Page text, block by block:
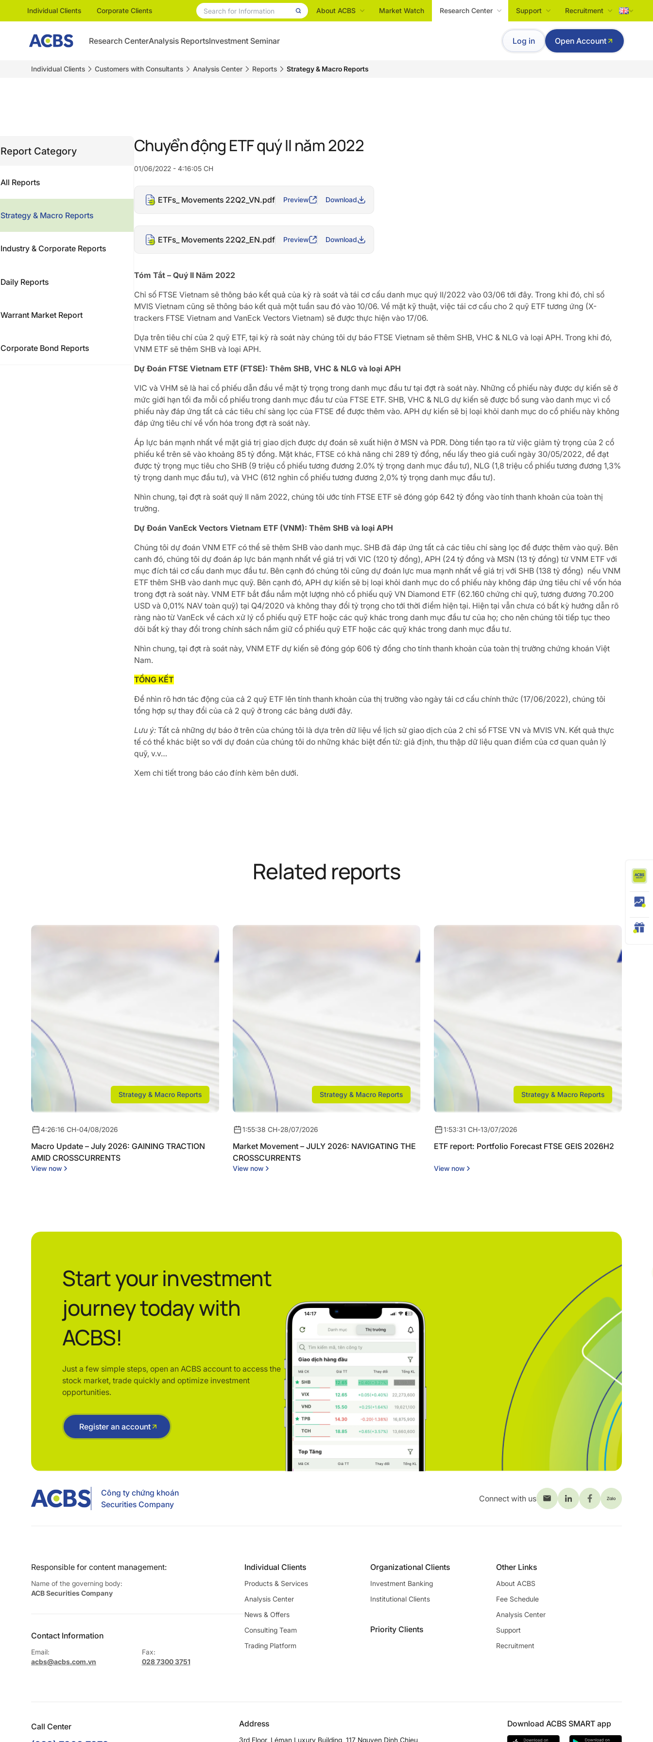
Individual Clients Corporate Clients About ACBS Market Watch Research Center Support Recruitment
Tiếng Việt
English
Research CenterAnalysis ReportsInvestment Seminar Log in Open Account
Individual Clients Customers with Consultants Analysis Center Reports Strategy & Macro Reports
Report Category
All Reports
Strategy & Macro Reports
Industry & Corporate Reports
Daily Reports
Warrant Market Report
Corporate Bond Reports
Chuyển động ETF quý II năm 2022
01/06/2022 - 4:16:05 CH
ETFs_ Movements 22Q2_VN.pdf Preview Download
ETFs_ Movements 22Q2_EN.pdf Preview Download
Tóm Tắt – Quý II Năm 2022
Chỉ số FTSE Vietnam sẽ thông báo kết quả của kỳ rà soát và tái cơ cấu danh mục quý II/2022 vào 03/06 tới đây. Trong khi đó, chỉ số
MVIS Vietnam cũng sẽ thông báo kết quả một tuần sau đó vào 10/06. Về mặt kỹ thuật, việc tái cơ cấu cho 2 quỹ ETF tương ứng (X-
trackers FTSE Vietnam and VanEck Vectors Vietnam) sẽ được thực hiện vào 17/06.
Dựa trên tiêu chí của 2 quỹ ETF, tại kỳ rà soát này chúng tôi dự báo FTSE Vietnam sẽ thêm SHB, VHC & NLG và loại APH. Trong khi đó,
VNM ETF sẽ thêm SHB và loại APH.
Dự Đoán FTSE Vietnam ETF (FTSE): Thêm SHB, VHC & NLG và loại APH
VIC và VHM sẽ là hai cổ phiếu dẫn đầu về mặt tỷ trọng trong danh mục đầu tư tại đợt rà soát này. Những cổ phiếu này được dự kiến sẽ ở
mức giới hạn tối đa mỗi cổ phiếu trong danh mục đầu tư của FTSE ETF. SHB, VHC & NLG dự kiến sẽ được bổ sung vào danh mục vì cổ
phiếu này đáp ứng tất cả các tiêu chí sàng lọc của FTSE để được thêm vào. APH dự kiến sẽ bị loại khỏi danh mục do cổ phiếu này không
đáp ứng tiêu chí về vốn hóa trong đợt rà soát này.
Áp lực bán mạnh nhất về mặt giá trị giao dịch được dự đoán sẽ xuất hiện ở MSN và PDR. Dòng tiền tạo ra từ việc giảm tỷ trọng của 2 cổ
phiếu kể trên sẽ vào khoảng 85 tỷ đồng. Mặt khác, FTSE có khả năng chi 289 tỷ đồng, nếu lấy theo giá cuối ngày 30/05/2022, để đạt
được tỷ trọng mục tiêu cho SHB (9 triệu cổ phiếu tương đương 2.0% tỷ trọng danh mục đầu tư), NLG (1,8 triệu cổ phiếu tương đương 1,3%
tỷ trọng danh mục đầu tư), và VHC (612 nghìn cổ phiếu tương đương 2,0% tỷ trọng danh mục đầu tư).
Nhìn chung, tại đợt rà soát quý II năm 2022, chúng tôi ước tính FTSE ETF sẽ đóng góp 642 tỷ đồng vào tính thanh khoản của toàn thị
trường.
Dự Đoán VanEck Vectors Vietnam ETF (VNM): Thêm SHB và loại APH
Chúng tôi dự đoán VNM ETF có thể sẽ thêm SHB vào danh mục. SHB đã đáp ứng tất cả các tiêu chí sàng lọc để được thêm vào quỹ. Bên
canh đó, chúng tôi dự đoán áp lực bán mạnh nhất về giá trị với VIC (120 tỷ đồng), APH (24 tỷ đồng và MSN (13 tỷ đồng) từ VNM ETF với
mục đích tái cơ cấu danh mục đầu tư. Bên cạnh đó chúng tôi cũng dự đoán lực mua mạnh nhất về giá trị với SHB (138 tỷ đồng) nếu VNM
ETF thêm SHB vào danh mục quỹ. Bên cạnh đó, APH dự kiến sẽ bị loại khỏi danh mục do cổ phiếu này không đáp ứng tiêu chí về vốn hóa
trong đợt rà soát này. VNM ETF bắt đầu nắm một lượng nhỏ cổ phiếu quỹ VN Diamond ETF (62.160 chứng chỉ quỹ, tương đương 70.200
USD và 0,01% NAV toàn quỹ) tại Q4/2020 và không thay đổi tỷ trọng cho tới thời điểm hiện tại. Hiện tại vẫn chưa có bất kỳ hướng dẫn rõ
ràng nào từ VanEck về cách xử lý cổ phiếu quỹ ETF hoặc các quỹ khác trong danh mục đầu tư của họ; cho nên chúng tôi tiếp tục theo
dõi bất kỳ thay đổi trong chính sách nắm giữ cổ phiếu quỹ ETF hoặc các quỹ khác trong danh mục đầu tư.
Nhìn chung, tại đợt rà soát này, VNM ETF dự kiến sẽ đóng góp 606 tỷ đồng cho tính thanh khoản của toàn thị trường chứng khoán Việt
Nam.
TỔNG KẾT
Để nhìn rõ hơn tác động của cả 2 quỹ ETF lên tính thanh khoản của thị trường vào ngày tái cơ cấu chính thức (17/06/2022), chúng tôi
tổng hợp sự thay đổi của cả 2 quỹ ở trong các bảng dưới đây.
Lưu ý:Tất cả những dự báo ở trên của chúng tôi là dựa trên dữ liệu về lịch sử giao dịch của 2 chỉ số FTSE VN và MVIS VN. Kết quả thực
tế có thể khác biệt so với dự đoán của chúng tôi do những khác biệt đến từ: giả định, thu thập dữ liệu quan điểm của cơ quan quản lý
quỹ, v.v…
Xem chi tiết trong báo cáo đính kèm bên dưới.
Related reports
Strategy & Macro Reports
4:26:16 CH-04/08/2026
Macro Update – July 2026: GAINING TRACTION
AMID CROSSCURRENTS
View now
Strategy & Macro Reports
1:55:38 CH-28/07/2026
Market Movement – JULY 2026: NAVIGATING THE
CROSSCURRENTS
View now
Strategy & Macro Reports
1:53:31 CH-13/07/2026
ETF report: Portfolio Forecast FTSE GEIS 2026H2
View now
Start your investment
journey today with
ACBS!
Just a few simple steps, open an ACBS account to access the
stock market, trade quickly and optimize investment
opportunities.
Register an account
Công ty chứng khoán
Securities Company
Connect with us
Responsible for content management:
Name of the governing body:
ACB Securities Company
Contact Information
Email:
acbs@acbs.com.vn
Fax:
028 7300 3751
Individual Clients
Products & Services
Analysis Center
News & Offers
Consulting Team
Trading Platform
Organizational Clients
Investment Banking
Institutional Clients
Priority Clients
Other Links
About ACBS
Fee Schedule
Analysis Center
Support
Recruitment
Call Center Address
3rd Floor, Léman Luxury Building, 117 Nguyen Dinh Chieu,
Download ACBS SMART app